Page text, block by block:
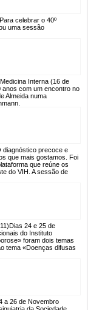
Para celebrar o 40º
uma sessão
Interna (16 de
com um encontro no
Almeida numa
diagnóstico precoce e
que mais gostamos. Foi
que reúne os
do VIH. A sessão de
Dias 24 e 25 de
do Instituto
foram dois temas
tema «Doenças difusas
a 26 de Novembro
da Sociedade